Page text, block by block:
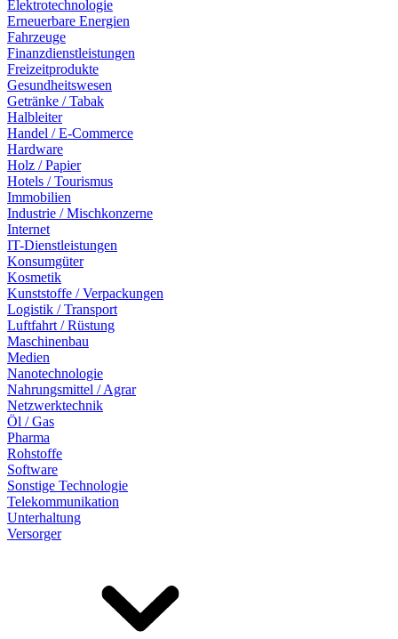
Elektrotechnologie
Erneuerbare Energien
Fahrzeuge
Finanzdienstleistungen
Freizeitprodukte
Gesundheitswesen
Getränke / Tabak
Halbleiter
Handel / E-Commerce
Hardware
Holz / Papier
Hotels / Tourismus
Immobilien
Industrie / Mischkonzerne
Internet
IT-Dienstleistungen
Konsumgüter
Kosmetik
Kunststoffe / Verpackungen
Logistik / Transport
Luftfahrt / Rüstung
Maschinenbau
Medien
Nanotechnologie
Nahrungsmittel / Agrar
Netzwerktechnik
Öl / Gas
Pharma
Rohstoffe
Software
Sonstige Technologie
Telekommunikation
Unterhaltung
Versorger